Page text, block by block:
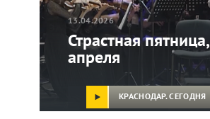
13.04.2026
Страстная
апреля
КРАСНОДАР. СЕГОДНЯ